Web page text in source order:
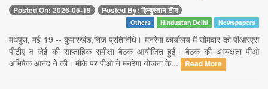
Posted On: 2026-05-19 Posted By: हिन्दुस्तान टीम
Others Hindustan Delhi Newspapers
मधेपुरा, मई 19 -- कुमारखंड,निज प्रतिनिधि। मनरेगा कार्यालय में सोमवार को पीआरएस
पीटीए व जेई की साप्ताहिक समीक्षा बैठक आयोजित हुई। बैठक की अध्यक्षता पीओ
अभिषेक आनंद ने की। मौके पर पीओ ने मनरेगा योजना के...
Read More